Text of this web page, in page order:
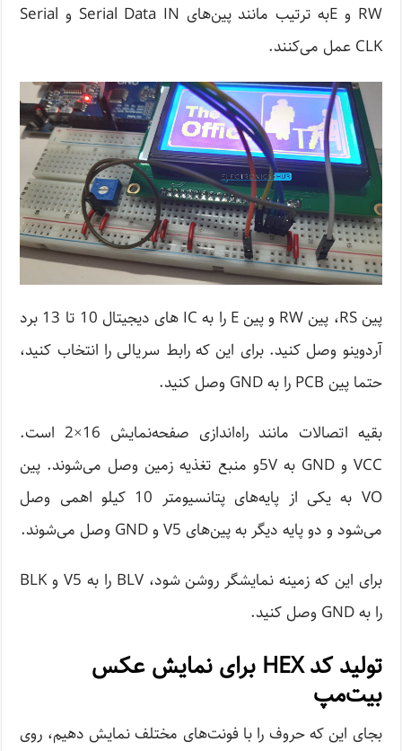
RW و E‌به ترتیب مانند پین‌های Serial Data IN و Serial
CLK عمل می‌کنند.
پین ‌RS، پین RW و پین E را به IC های دیجیتال 10 تا 13 برد
آردوینو وصل کنید. برای این که رابط سریالی را انتخاب کنید،
حتما پین PCB‌ را به GND وصل کنید.
بقیه اتصالات مانند راه‌اندازی صفحه‌نمایش 16×2 است.
VCC و GND‌ به 5Vو منبع تغذیه زمین وصل می‌شوند. پین
VO به یکی از پایه‌های پتانسیومتر 10 کیلو اهمی وصل
می‌شود و دو پایه دیگر به پین‌های V5 و GND‌ وصل می‌شوند.
برای این که زمینه نمایشگر روشن شود، BLV‌ را به V5 و BLK
را به GND وصل کنید.
تولید کد HEX برای نمایش عکس
بیت‌مپ
بجای این که حروف را با فونت‌های مختلف نمایش دهیم، روی